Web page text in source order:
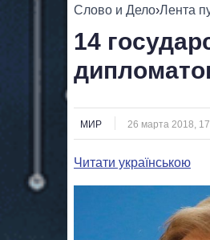
ВСЕ
Слово и Дело›Лента
14
МИР 26 марта 2018,
Читати українською